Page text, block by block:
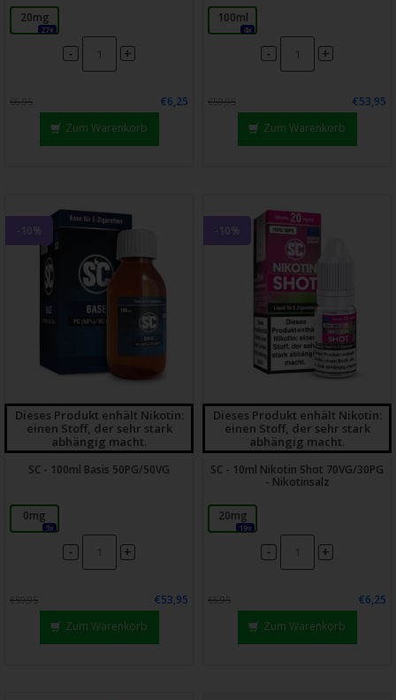
20mg
27x
- +
€6,95
€6,25
Zum Warenkorb
100ml
4x
- +
€59,95
€53,95
Zum Warenkorb
-10%
Dieses Produkt enhält Nikotin:
einen Stoff, der sehr stark
abhängig macht.
SC - 100ml Basis 50PG/50VG
0mg
3x
- +
€59,95
€53,95
Zum Warenkorb
-10%
Dieses Produkt enhält Nikotin:
einen Stoff, der sehr stark
abhängig macht.
SC - 10ml Nikotin Shot 70VG/30PG
- Nikotinsalz
20mg
19x
- +
€6,95
€6,25
Zum Warenkorb